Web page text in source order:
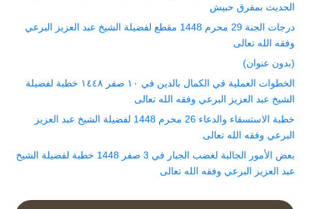
الحديث بمفرق حبيش
درجات الجنة 29 محرم 1448 مقطع لفضيلة الشيخ عبد العزيز البرعي
وفقه الله تعالى
(بدون عنوان)
الخطوات العملية في الكمال بالدين في ١٠ صفر ١٤٤٨ خطبة لفضيلة
الشيخ عبد العزيز البرعي وفقه الله تعالى
خطبة الاستسقاء والدعاء 26 محرم 1448 لفضيلة الشيخ عبد العزيز
البرعي وفقه الله تعالى
بعض الأمور الجالبة لغضب الجبار في 3 صفر 1448 خطبة لفضيلة الشيخ
عبد العزيز البرعي وفقه الله تعالى